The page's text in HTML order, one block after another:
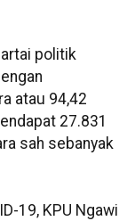
politik
atau 94,42
27.831
sah sebanyak
19, KPU Ngawi